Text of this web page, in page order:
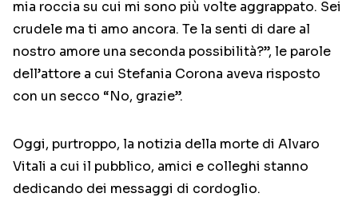
mia roccia su cui mi sono più volte aggrappato. Sei
crudele ma ti amo ancora. Te la senti di dare al
nostro amore una seconda possibilità?”, le parole
dell’attore a cui Stefania Corona aveva risposto
con un secco “No, grazie”.
Oggi, purtroppo, la notizia della morte di Alvaro
Vitali a cui il pubblico, amici e colleghi stanno
dedicando dei messaggi di cordoglio.